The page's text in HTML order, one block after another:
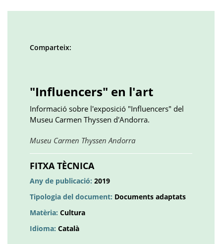
Comparteix:
"Influencers" en l'art
Informació sobre l'exposició "Influencers" del
Museu Carmen Thyssen d'Andorra.
Museu Carmen Thyssen AndorraObre
FITXA TÈCNICA
Any de publicació: 2019
Tipologia del document: Documents adaptats
Matèria: Cultura
Idioma: Català